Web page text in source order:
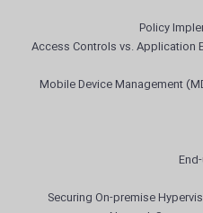
Policy
Access Controls vs. Application
Mobile Device Management
Securing On-premise